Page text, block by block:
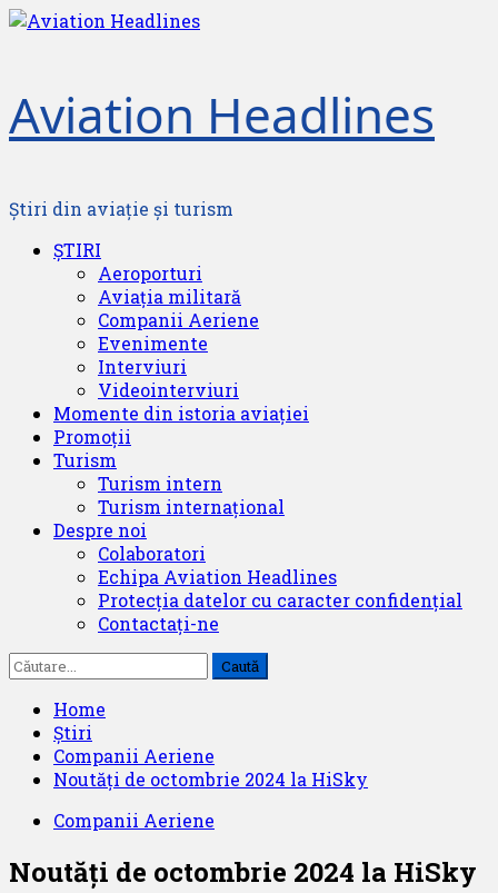
Skip
Aviation Headlines
Știri din aviație și turism
Primary
ȘTIRI
Aeroporturi
Aviația militară
Companii Aeriene
Evenimente
Interviuri
Videointerviuri
Momente din istoria aviației
Promoții
Turism
Turism intern
Turism internațional
Despre noi
Colaboratori
Echipa Aviation Headlines
Protecția datelor cu caracter confidențial
Contactați-ne
Caută
după:
Home
Știri
Companii Aeriene
Noutăți de octombrie 2024 la HiSky
Companii Aeriene
Noutăți de octombrie 2024 la HiSky